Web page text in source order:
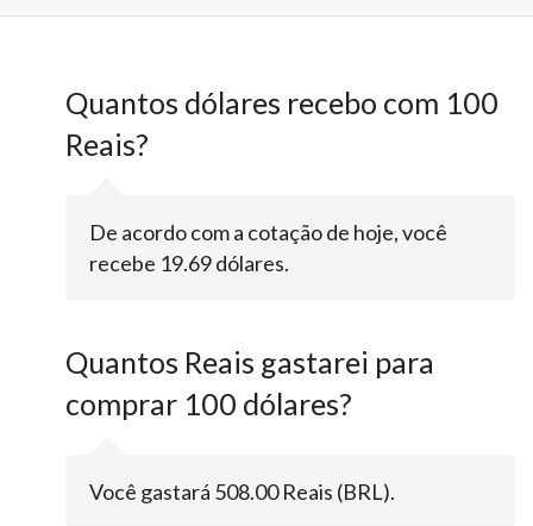
Quantos dólares recebo com 100
Reais?
De acordo com a cotação de hoje, você
recebe 19.69 dólares.
Quantos Reais gastarei para
comprar 100 dólares?
Você gastará 508.00 Reais (BRL).